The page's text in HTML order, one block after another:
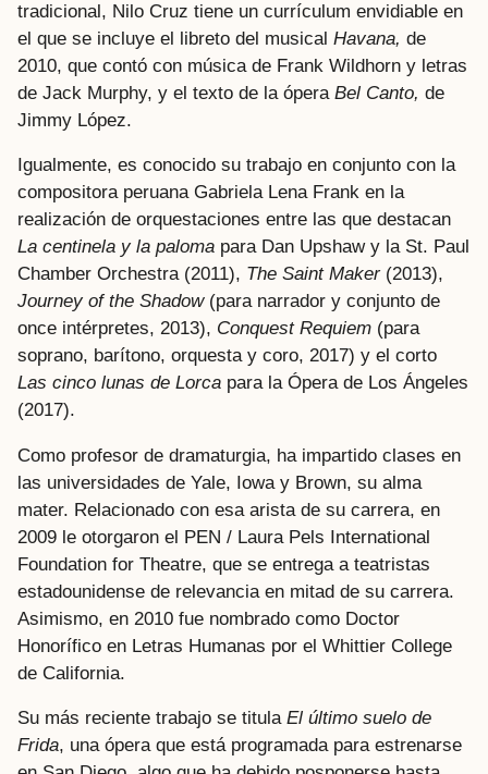
tradicional, Nilo Cruz tiene un currículum envidiable en
el que se incluye el libreto del musical Havana, de
2010, que contó con música de Frank Wildhorn y letras
de Jack Murphy, y el texto de la ópera Bel Canto, de
Jimmy López.
Igualmente, es conocido su trabajo en conjunto con la
compositora peruana Gabriela Lena Frank en la
realización de orquestaciones entre las que destacan
La centinela y la paloma para Dan Upshaw y la St. Paul
Chamber Orchestra (2011), The Saint Maker (2013),
Journey of the Shadow (para narrador y conjunto de
once intérpretes, 2013), Conquest Requiem (para
soprano, barítono, orquesta y coro, 2017) y el corto
Las cinco lunas de Lorca para la Ópera de Los Ángeles
(2017).
Como profesor de dramaturgia, ha impartido clases en
las universidades de Yale, Iowa y Brown, su alma
mater. Relacionado con esa arista de su carrera, en
2009 le otorgaron el PEN / Laura Pels International
Foundation for Theatre, que se entrega a teatristas
estadounidense de relevancia en mitad de su carrera.
Asimismo, en 2010 fue nombrado como Doctor
Honorífico en Letras Humanas por el Whittier College
de California.
Su más reciente trabajo se titula El último suelo de
Frida, una ópera que está programada para estrenarse